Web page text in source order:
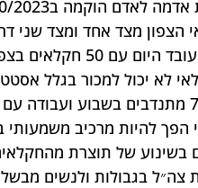
הצפון מצד אחד ומצד שני
הפך להיות מרכיב
בשינוע של תוצרת
צה״ל בגבולות ולנשים